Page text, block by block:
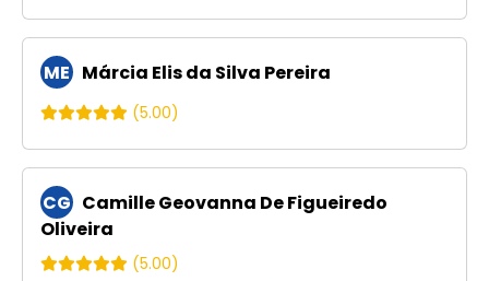
ME Márcia Elis da Silva Pereira
(5.00)
CG Camille Geovanna De Figueiredo
Oliveira
(5.00)